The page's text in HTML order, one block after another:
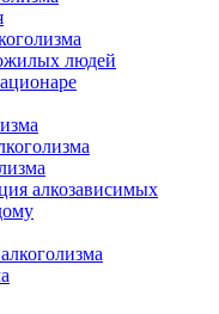
людей
алкозависимых